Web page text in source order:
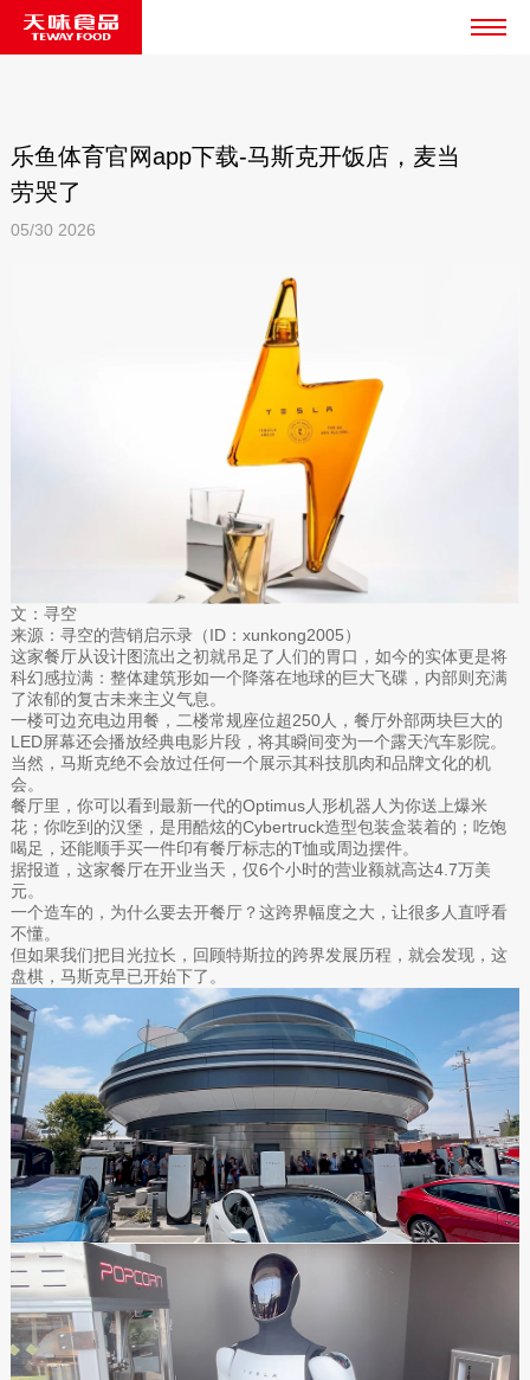
乐鱼体育官网app下载-马斯克开饭店，麦当
劳哭了
05/30 2026
文：寻空
来源：寻空的营销启示录（ID：xunkong2005）
这家餐厅从设计图流出之初就吊足了人们的胃口，如今的实体更是将
科幻感拉满：整体建筑形如一个降落在地球的巨大飞碟，内部则充满
了浓郁的复古未来主义气息。
一楼可边充电边用餐，二楼常规座位超250人，餐厅外部两块巨大的
LED屏幕还会播放经典电影片段，将其瞬间变为一个露天汽车影院。
当然，马斯克绝不会放过任何一个展示其科技肌肉和品牌文化的机
会。
餐厅里，你可以看到最新一代的Optimus人形机器人为你送上爆米
花；你吃到的汉堡，是用酷炫的Cybertruck造型包装盒装着的；吃饱
喝足，还能顺手买一件印有餐厅标志的T恤或周边摆件。
据报道，这家餐厅在开业当天，仅6个小时的营业额就高达4.7万美
元。
一个造车的，为什么要去开餐厅？这跨界幅度之大，让很多人直呼看
不懂。
但如果我们把目光拉长，回顾特斯拉的跨界发展历程，就会发现，这
盘棋，马斯克早已开始下了。